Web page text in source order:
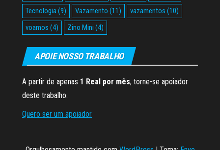
Tecnologia(9) Vazamento (11) vazamentos (10)
voamos (4) Zino Mini (4)
APOIE NOSSO TRABALHO
A partir de apenas 1 Real por mês, torne-se apoiador
deste trabalho.
Quero ser um apoiador